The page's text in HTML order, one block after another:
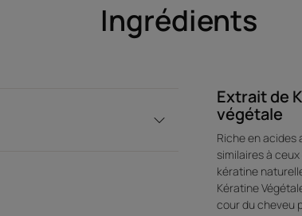
Avantage de la texture
Galénique inédite transformable gel-
absorbée instantanément.
Ingrédients
Extrait de
végétale
Riche en acides
similaires à
kératine
Kératine
cour du cheveu